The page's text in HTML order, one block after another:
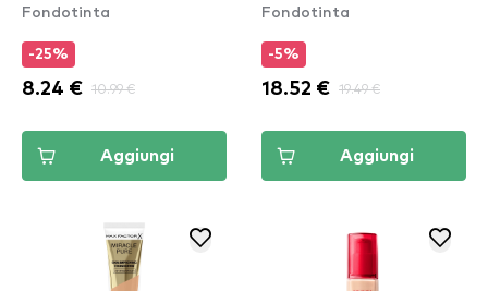
Foundation - F1
Fondotinta
-25%
8.24 € 10.99 €
Aggiungi
55 Beige
Fondotinta
-5%
18.52 € 19.49 €
Aggiungi